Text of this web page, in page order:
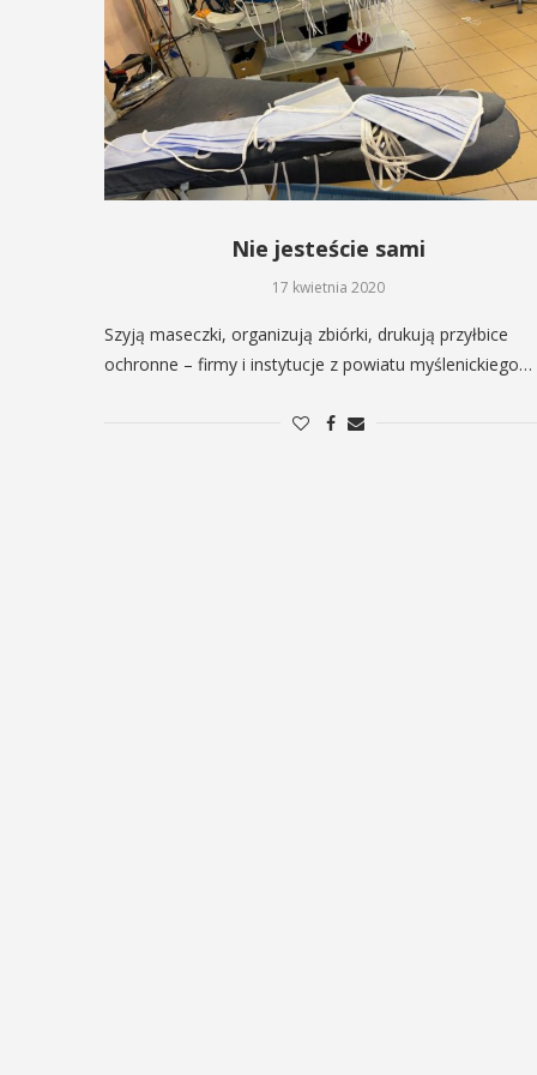
Nie jesteście sami
17 kwietnia 2020
Szyją maseczki, organizują zbiórki, drukują przyłbice
ochronne – firmy i instytucje z powiatu myślenickiego…
i Sportu oraz Urząd ...
SZCZEGÓŁY
POKAŻ SZCZEGÓŁY